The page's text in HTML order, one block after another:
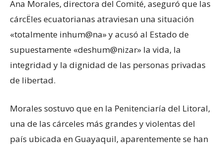
Ana Morales, directora del Comité, aseguró que las
cárcËles ecuatorianas atraviesan una situación
«totalmente inhum@na» y acusó al Estado de
supuestamente «deshum@nizar» la vida, la
integridad y la dignidad de las personas privadas
de libertad.
Morales sostuvo que en la Penitenciaría del Litoral,
una de las cárceles más grandes y violentas del
país ubicada en Guayaquil, aparentemente se han